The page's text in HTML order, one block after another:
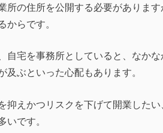
所の住所を公開する必要がありま
からです。
自宅を事務所としていると、なか
及ぶといった心配もあります。
抑えかつリスクを下げて開業した
いです。